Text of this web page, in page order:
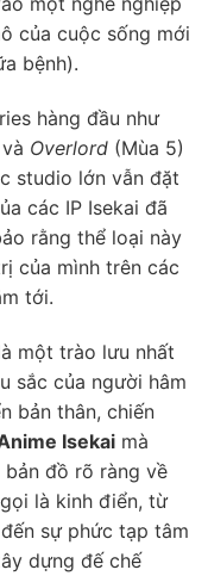
của cuộc sống mới
bệnh).
hàng đầu như
Overlord (Mùa 5)
studio lớn vẫn đặt
các IP Isekai đã
rằng thể loại này
của mình trên các
tới.
một trào lưu nhất
sắc của người hâm
bản thân, chiến
Isekai mà
đồ rõ ràng về
là kinh điển, từ
đến sự phức tạp tâm
dựng đế chế